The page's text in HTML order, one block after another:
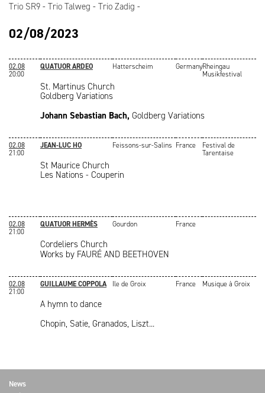
Trio SR9
Trio Talweg Trio Zadig
02/08/2023
02.08
20:00
QUATUOR ARDEO Hatterscheim GermanyRheingau
Musikfestival
St. Martinus Church
Goldberg Variations
Johann Sebastian Bach, Goldberg Variations
02.08
21:00
JEAN-LUC HO Feissons-sur-Salins France
Festival de
Tarentaise
St Maurice Church
Les Nations - Couperin
02.08
21:00
QUATUOR HERMÈS Gourdon France
Cordeliers Church
Works by FAURÉ AND BEETHOVEN
02.08
21:00
GUILLAUME COPPOLA Ile de Groix France Musique à Groix
A hymn to dance
Chopin, Satie, Granados, Liszt...
News